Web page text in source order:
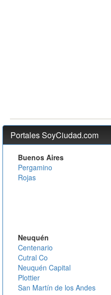
Portales SoyCiudad.com
Buenos Aires
Pergamino
Rojas
Neuquén
Centenario
Cutral Co
Neuquén Capital
Plottier
San Martín de los Andes